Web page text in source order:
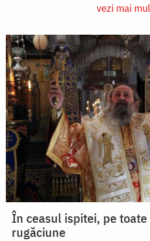
vezi mai
În ceasul ispitei, pe
rugăciune